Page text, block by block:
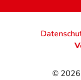
© 2026